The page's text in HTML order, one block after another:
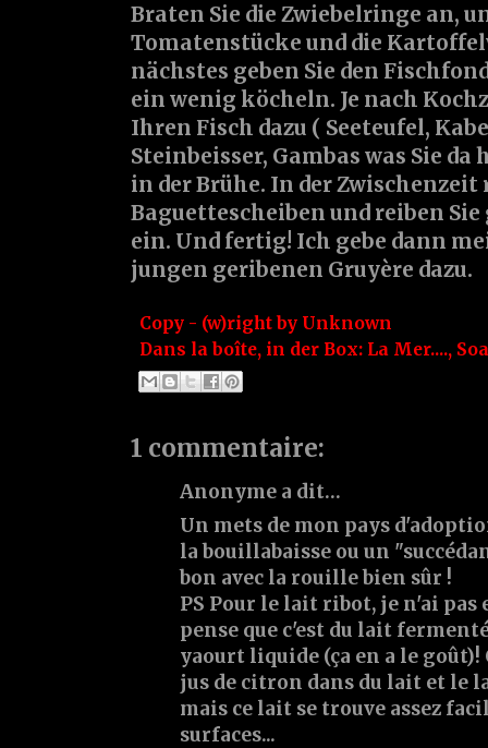
Braten Sie die Zwiebelringe an,
Tomatenstücke und die
nächstes geben Sie den
ein wenig köcheln. Je nach
Ihren Fisch dazu ( Seeteufel,
Steinbeisser, Gambas was Sie
in der Brühe. In der Zwischenzeit
Baguettescheiben und reiben
ein. Und fertig! Ich gebe dann
jungen geribenen Gruyère dazu.
Copy - (w)right by Unknown
Dans la boîte, in der Box: La Mer....,
1 commentaire:
Anonyme a dit…
Un mets de mon pays
la bouillabaisse ou un
bon avec la rouille bien sûr !
PS Pour le lait ribot, je n'ai pas
pense que c'est du lait
yaourt liquide (ça en a le
jus de citron dans du lait et le
mais ce lait se trouve assez
surfaces...